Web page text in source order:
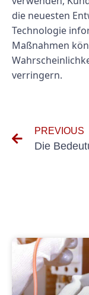
die neuesten
Technologie
Maßnahmen
verringern.
PREVIOUS